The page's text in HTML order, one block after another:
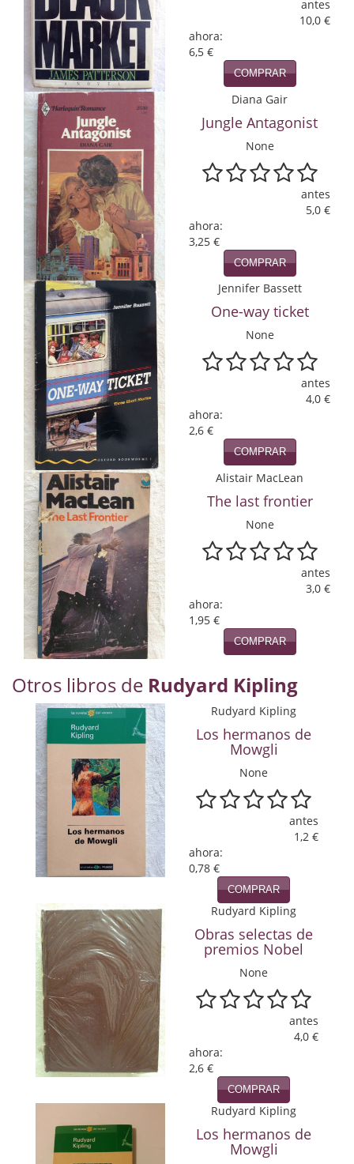
Ensayo literario
Filosofía
Física y Química
Física y química
Guerra Civil Española
Historia
historia
Infantil y juvenil
Infantil y juvenil. Nuevo!!
Infantil y juvenil. Nuevo!!!
Informática
Literatura fantástica
Literatura hispanoamericana
Local
Mafia y espionaje
Matemáticas
Medicina
Música
Naturaleza
Novela Extranjera
Novela fantástica
Novela histórica
Novela negra
Novela romántica
Otros idiomas
Papás, Mamás, bebés...
Papás, Mamás, Bebés…
Poesía
Política
Psicología. Educación
Religión
Segunda Guerra Mundial
Sobre Madrid
antes
10,0 €
ahora:
6,5 €
COMPRAR
Diana Gair
Jungle Antagonist
None
antes
5,0 €
ahora:
3,25 €
COMPRAR
Jennifer Bassett
One-way ticket
None
antes
4,0 €
ahora:
2,6 €
COMPRAR
Alistair MacLean
The last frontier
None
antes
3,0 €
ahora:
1,95 €
COMPRAR
Otros libros de Rudyard Kipling
Rudyard Kipling
Los hermanos de
Mowgli
None
antes
1,2 €
ahora:
0,78 €
COMPRAR
Rudyard Kipling
Obras selectas de
premios Nobel
None
antes
4,0 €
ahora:
2,6 €
COMPRAR
Rudyard Kipling
Los hermanos de
Mowgli